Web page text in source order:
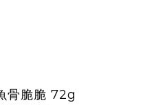
骨脆脆 72g